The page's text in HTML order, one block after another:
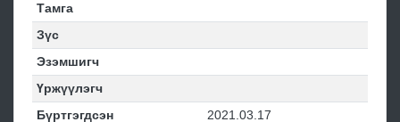
Тамга
Зүс
Эзэмшигч
Үржүүлэгч
Бүртгэгдсэн
2021.03.17